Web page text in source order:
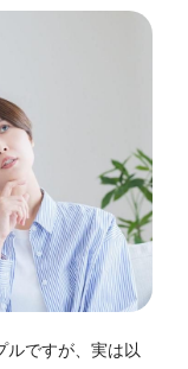
ルですが、実は以